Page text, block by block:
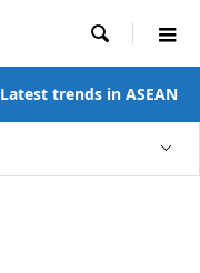

Latest trends in ASEAN